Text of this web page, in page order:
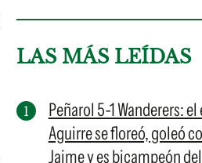
LAS MÁS LEÍDAS
Peñarol 5-1 Wanderers:
Aguirre se floreó, goleó
Jaime y es bicampeón